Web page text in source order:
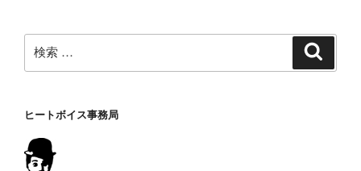
検
索:
ヒートボイス事務局